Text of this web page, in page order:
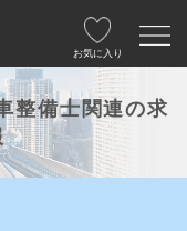
お気に入り
整備士関連の求